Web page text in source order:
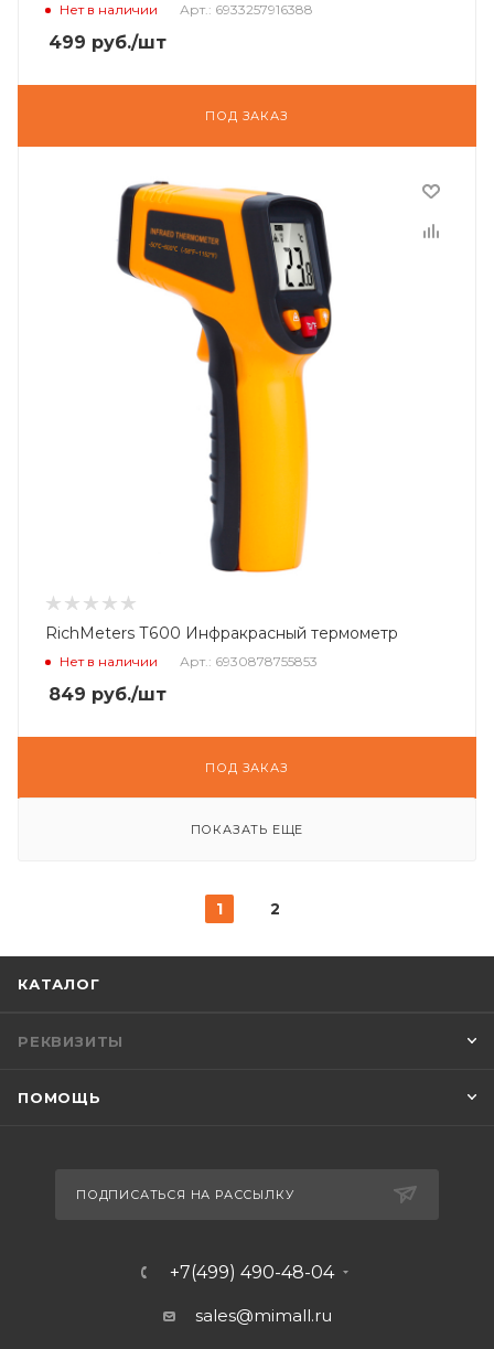
Нет в наличии Арт.: 6933257916388
499 руб./шт
ПОД ЗАКАЗ
RichMeters T600 Инфракрасный термометр
Нет в наличии Арт.: 6930878755853
849 руб./шт
ПОД ЗАКАЗ
ПОКАЗАТЬ ЕЩЕ
1 2
КАТАЛОГ
РЕКВИЗИТЫ
ПОМОЩЬ
ПОДПИСАТЬСЯ НА РАССЫЛКУ
+7(499) 490-48-04
sales@mimall.ru